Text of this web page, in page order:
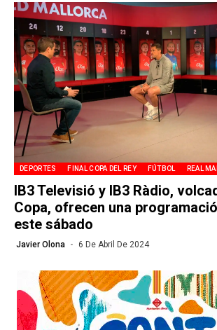
DEPORTES FINAL COPA DEL REY FÚTBOL REAL
IB3 Televisió y IB3 Ràdio,
Copa, ofrecen una
este sábado
Javier Olona 6 De Abril De 2024